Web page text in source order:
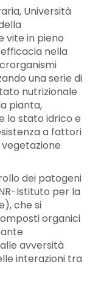
Università
vite in pieno
nella
una serie di
nutrizionale
pianta,
lo stato idrico e
a fattori
dei patogeni
Istituto per la
che si
organici
avversità
interazioni tra